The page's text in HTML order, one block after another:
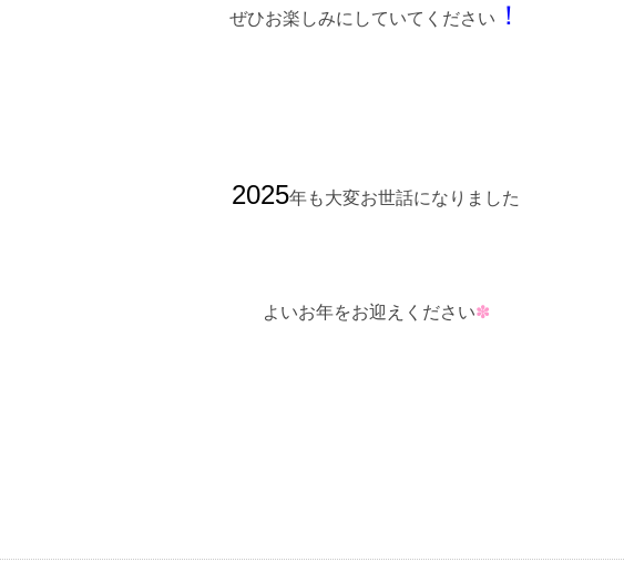
ぜひお楽しみにしていてください ！
2025年も大変お世話になりました
よいお年をお迎えください✽